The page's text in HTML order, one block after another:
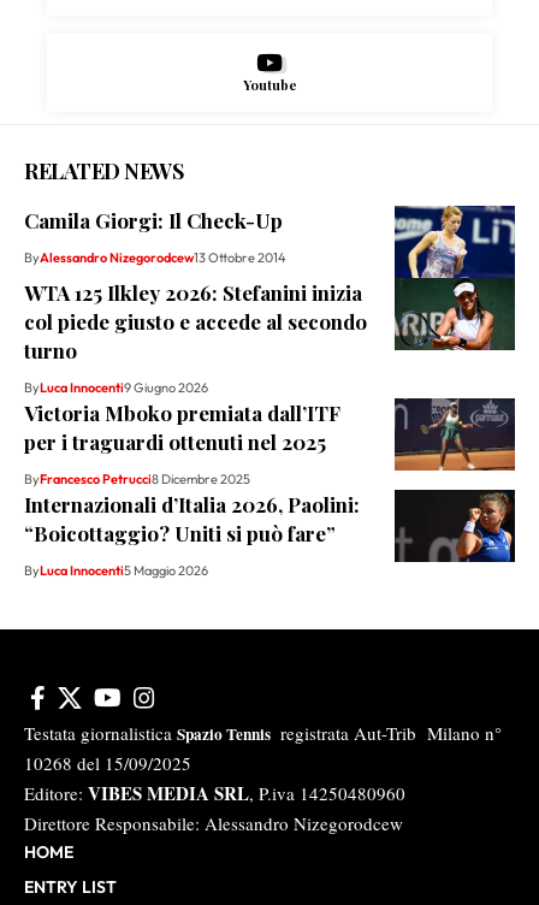
Youtube
RELATED NEWS
Camila Giorgi: Il Check-Up
ByAlessandro Nizegorodcew13 Ottobre 2014
WTA 125 Ilkley 2026: Stefanini inizia
col piede giusto e accede al secondo
turno
ByLuca Innocenti9 Giugno 2026
Victoria Mboko premiata dall’ITF
per i traguardi ottenuti nel 2025
ByFrancesco Petrucci8 Dicembre 2025
Internazionali d’Italia 2026, Paolini:
“Boicottaggio? Uniti si può fare”
ByLuca Innocenti5 Maggio 2026
Testata giornalistica Spazio Tennis registrata Aut-Trib Milano n°
10268 del 15/09/2025
Editore: VIBES MEDIA SRL, P.iva 14250480960
Direttore Responsabile: Alessandro Nizegorodcew
HOME
ENTRY LIST